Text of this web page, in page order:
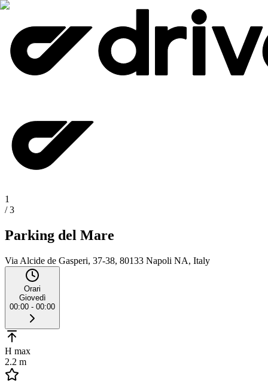
1
/3
Parking del Mare
Via Alcide de Gasperi, 37-38, 80133 Napoli NA, Italy
Orari
Giovedì
00:00 - 00:00
H max
2.2 m